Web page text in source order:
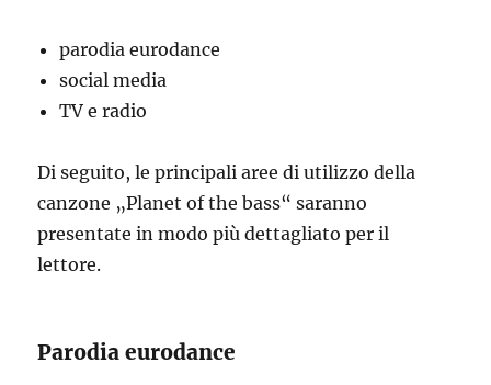
parodia eurodance
social media
TV e radio
Di seguito, le principali aree di utilizzo della
canzone „Planet of the bass“ saranno
presentate in modo più dettagliato per il
lettore.
Parodia eurodance